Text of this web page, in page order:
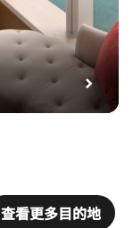
查看更多目的地